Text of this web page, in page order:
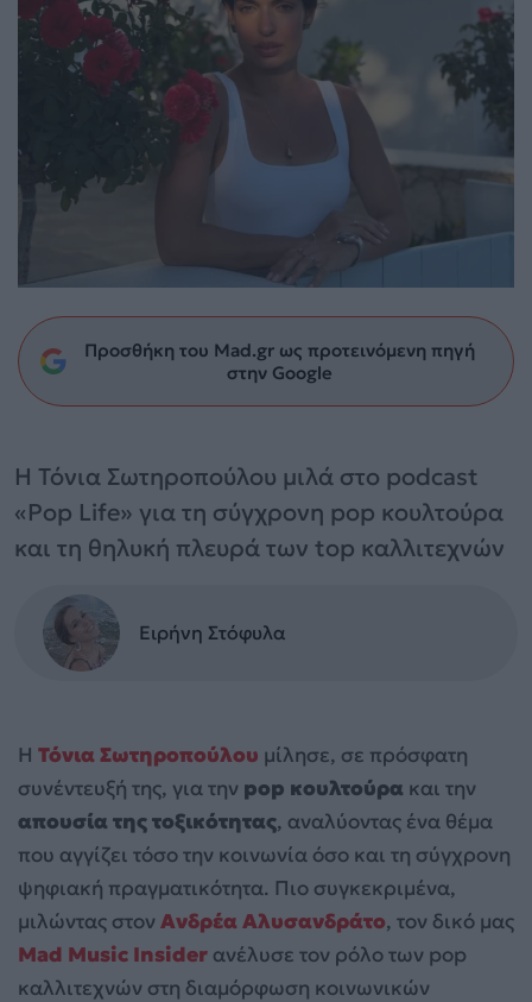
Προσθήκη του Mad.gr ως προτεινόμενη πηγή
στην Google
Η Τόνια Σωτηροπούλου μιλά στο podcast
«Pop Life» για τη σύγχρονη pop κουλτούρα
και τη θηλυκή πλευρά των top καλλιτεχνών
Ειρήνη Στόφυλα
Η Τόνια Σωτηροπούλου μίλησε, σε πρόσφατη
συνέντευξή της, για την pop κουλτούρα και την
απουσία της τοξικότητας, αναλύοντας ένα θέμα
που αγγίζει τόσο την κοινωνία όσο και τη σύγχρονη
ψηφιακή πραγματικότητα. Πιο συγκεκριμένα,
μιλώντας στονΑνδρέα Αλυσανδράτο, τον δικό μας
Mad Music Insider ανέλυσε τον ρόλο των pop
καλλιτεχνών στη διαμόρφωση κοινωνικών